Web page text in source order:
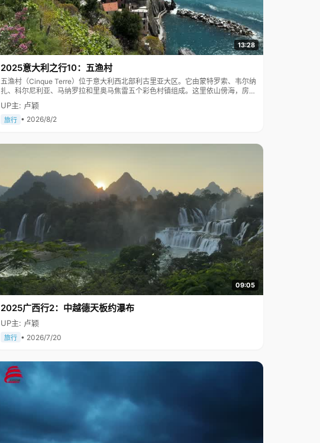
13:28
2025意大利之行10：五渔村
五渔村（Cinque Terre）位于意大利西北部利古里亚大区。它由蒙特罗索、韦尔纳
扎、科尔尼利亚、马纳罗拉和里奥马焦雷五个彩色村镇组成。这里依山傍海，房屋
色彩斑斓，1997年被列为世界文化遗产。
UP主: 卢颖
旅行 • 2026/8/2
09:05
2025广西行2：中越德天板约瀑布
UP主: 卢颖
旅行 • 2026/7/20